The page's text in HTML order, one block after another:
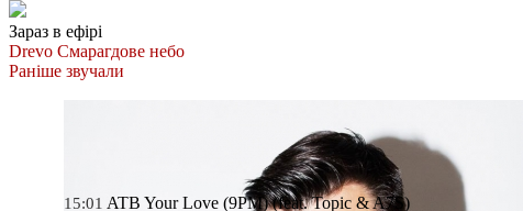
Зараз в ефірі
Drevo Смарагдове небо
Раніше звучали
15:01 ATB Your Love (9PM) (feat. Topic & A7S)